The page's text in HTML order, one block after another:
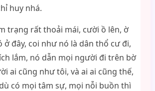
huy nhá.
trạng rất thoải mái, cười ồ lên, ờ
ở đây, coi như nó là dân thổ cư đi,
lắm, nó dẫn mọi người đi trên bờ
ai cũng như tôi, và ai ai cũng thế,
có mọi tâm sự, mọi nỗi buồn thì